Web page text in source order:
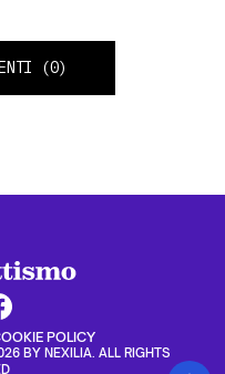
(0)
POLICY
BY NEXILIA. ALL RIGHTS